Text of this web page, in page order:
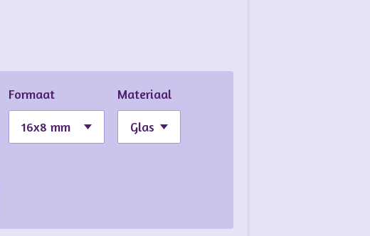
Formaat Materiaal